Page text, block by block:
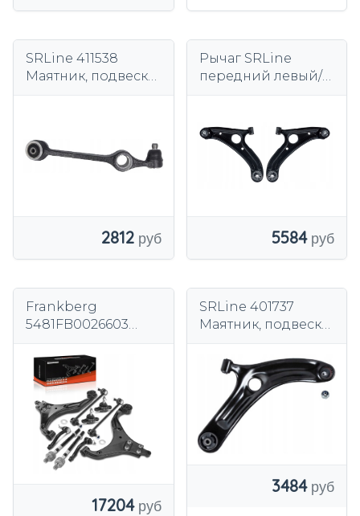
SRLine 411538
Маятник, подвеска
2812
Рычаг SRLine
передний левый/
2001-2011 гг.
5584
Frankberg
5481FB0026603
поворотного
рычага, подвеска
колес
17204
SRLine 401737
Маятник, подвеска
3484